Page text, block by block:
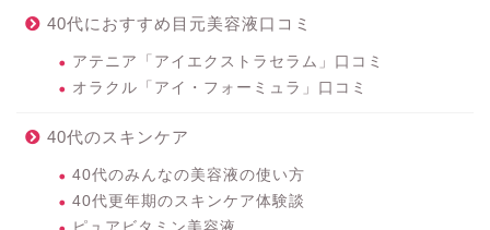
40代におすすめ目元美容液口コミ
アテニア「アイエクストラセラム」口コミ
オラクル「アイ・フォーミュラ」口コミ
40代のスキンケア
40代のみんなの美容液の使い方
40代更年期のスキンケア体験談